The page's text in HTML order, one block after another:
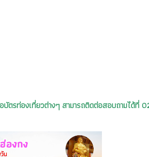
บัตรท่องเที่ยวต่างๆ สามารถติดต่อสอบถามไ